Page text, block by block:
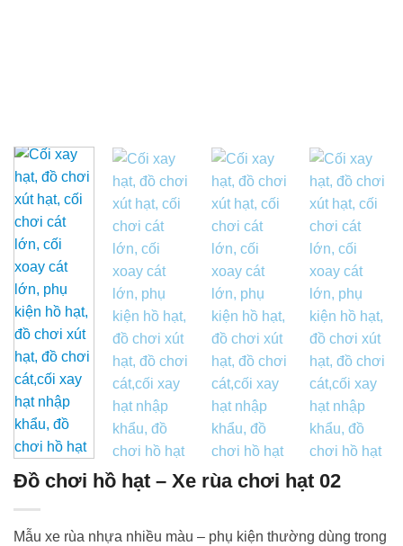
Đồ chơi hồ hạt – Xe rùa chơi hạt 02
Mẫu xe rùa nhựa nhiều màu – phụ kiện thường dùng trong